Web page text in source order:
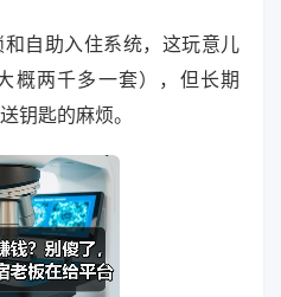
自助入住系统，这玩意儿
概两千多一套），但长期
钥匙的麻烦。